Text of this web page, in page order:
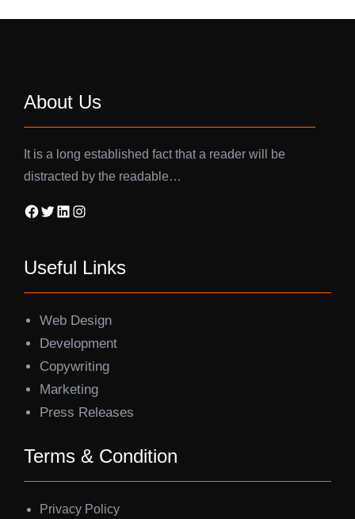
About Us
It is a long established fact that a reader will be
distracted by the readable…
Facebook Twitter LinkedIn Instagram
Useful Links
Web Design
Development
Copywriting
Marketing
Press Releases
Terms & Condition
Privacy Policy